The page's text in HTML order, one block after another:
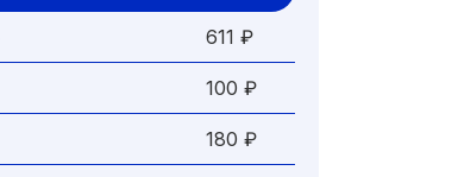
611 ₽
100 ₽
180 ₽